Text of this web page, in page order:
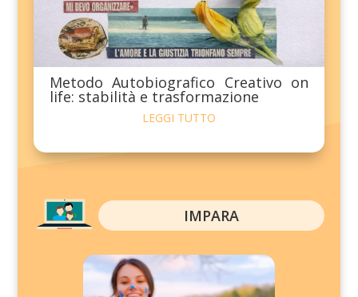
Metodo Autobiografico Creativo on
life: stabilità e trasformazione
LEGGI TUTTO
IMPARA